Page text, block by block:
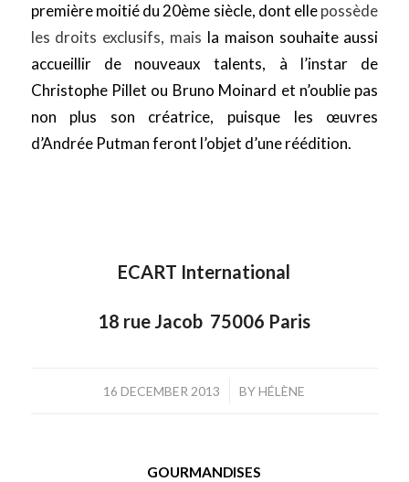
première moitié du 20ème siècle, dont ellepossède
les droits exclusifs, mais la maison souhaite aussi
accueillir de nouveaux talents, à l’instar de
Christophe Pillet ou Bruno Moinard et n’oublie pas
non plus son créatrice, puisque les œuvres
d’Andrée Putman feront l’objet d’une réédition.
ECART International
18 rue Jacob 75006 Paris
16 DECEMBER 2013
/ BYHÉLÈNE
GOURMANDISES